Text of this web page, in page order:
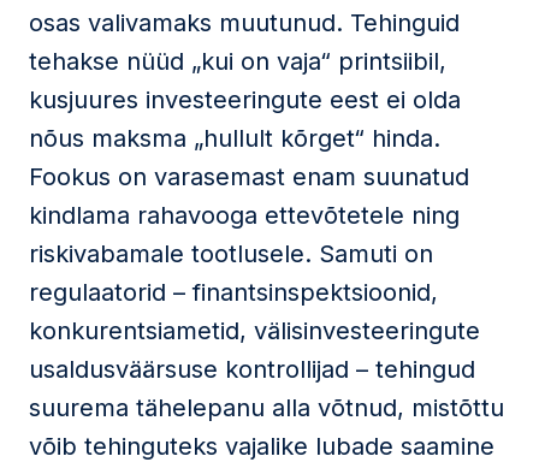
osas valivamaks muutunud. Tehinguid
tehakse nüüd „kui on vaja“ printsiibil,
kusjuures investeeringute eest ei olda
nõus maksma „hullult kõrget“ hinda.
Fookus on varasemast enam suunatud
kindlama rahavooga ettevõtetele ning
riskivabamale tootlusele. Samuti on
regulaatorid – finantsinspektsioonid,
konkurentsiametid, välisinvesteeringute
usaldusväärsuse kontrollijad – tehingud
suurema tähelepanu alla võtnud, mistõttu
võib tehinguteks vajalike lubade saamine